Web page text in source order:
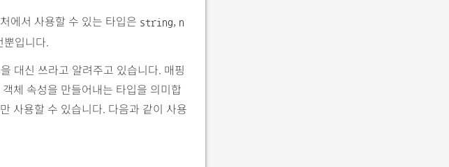
에서 사용할 수 있는 타입은 string, n
뿐입니다.
을 대신 쓰라고 알려주고 있습니다. 매핑
체 속성을 만들어내는 타입을 의미합
사용할 수 있습니다. 다음과 같이 사용